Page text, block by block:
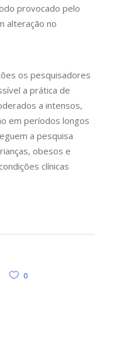
provocado pelo
alteração no
os pesquisadores
a prática de
a intensos,
em períodos longos
a pesquisa
obesos e
clínicas
0